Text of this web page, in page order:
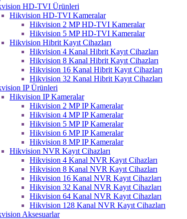
HD-TVI Ürünleri
Hikvision HD-TVI Kameralar
Hikvision 2 MP HD-TVI Kameralar
Hikvision 5 MP HD-TVI Kameralar
Hikvision Hibrit Kayıt Cihazları
Hikvision 4 Kanal Hibrit Kayıt Cihazları
Hikvision 8 Kanal Hibrit Kayıt Cihazları
Hikvision 16 Kanal Hibrit Kayıt Cihazları
Hikvision 32 Kanal Hibrit Kayıt Cihazları
IP Ürünleri
Hikvision IP Kameralar
Hikvision 2 MP IP Kameralar
Hikvision 4 MP IP Kameralar
Hikvision 5 MP IP Kameralar
Hikvision 6 MP IP Kameralar
Hikvision 8 MP IP Kameralar
Hikvision NVR Kayıt Cihazları
Hikvision 4 Kanal NVR Kayıt Cihazları
Hikvision 8 Kanal NVR Kayıt Cihazları
Hikvision 16 Kanal NVR Kayıt Cihazları
Hikvision 32 Kanal NVR Kayıt Cihazları
Hikvision 64 Kanal NVR Kayıt Cihazları
Hikvision 128 Kanal NVR Kayıt Cihazları
Aksesuarlar